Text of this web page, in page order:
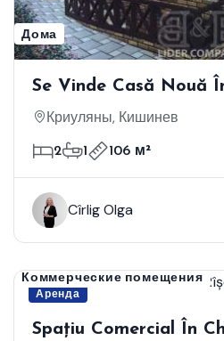
Дома
Se Vinde Casă Nouă
Satul Mălăieștii Noi,
Криуляны, Кишинев
2 1 106 м²
Cîrlig Olga
Аренда
Коммерческие помещения
Spațiu Comercial În